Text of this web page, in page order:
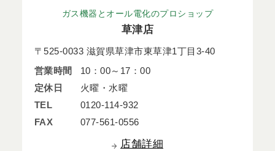
ガス機器とオール電化のプロショップ
草津店
〒525-0033 滋賀県草津市東草津1丁目3-40
営業時間
10：00～17：00
定休日
火曜・水曜
TEL
0120-114-932
FAX
077-561-0556
店舗詳細